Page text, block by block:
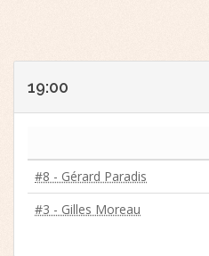
19:00
#8 - Gérard Paradis
#3 - Gilles Moreau